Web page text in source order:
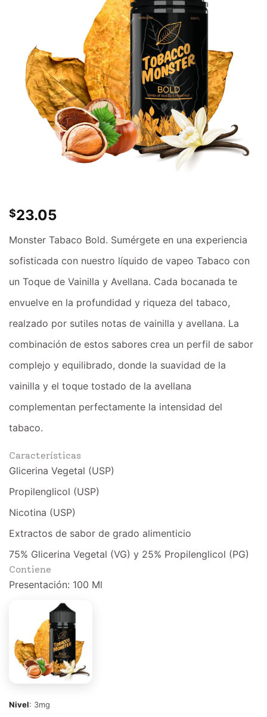
$23.05
Monster Tabaco Bold. Sumérgete en una experiencia
sofisticada con nuestro líquido de vapeo Tabaco con
un Toque de Vainilla y Avellana. Cada bocanada te
envuelve en la profundidad y riqueza del tabaco,
realzado por sutiles notas de vainilla y avellana. La
combinación de estos sabores crea un perfil de sabor
complejo y equilibrado, donde la suavidad de la
vainilla y el toque tostado de la avellana
complementan perfectamente la intensidad del
tabaco.
Características
Glicerina Vegetal (USP)
Propilenglicol (USP)
Nicotina (USP)
Extractos de sabor de grado alimenticio
75% Glicerina Vegetal (VG) y 25% Propilenglicol (PG)
Contiene
Presentación: 100 Ml
Nivel: 3mg